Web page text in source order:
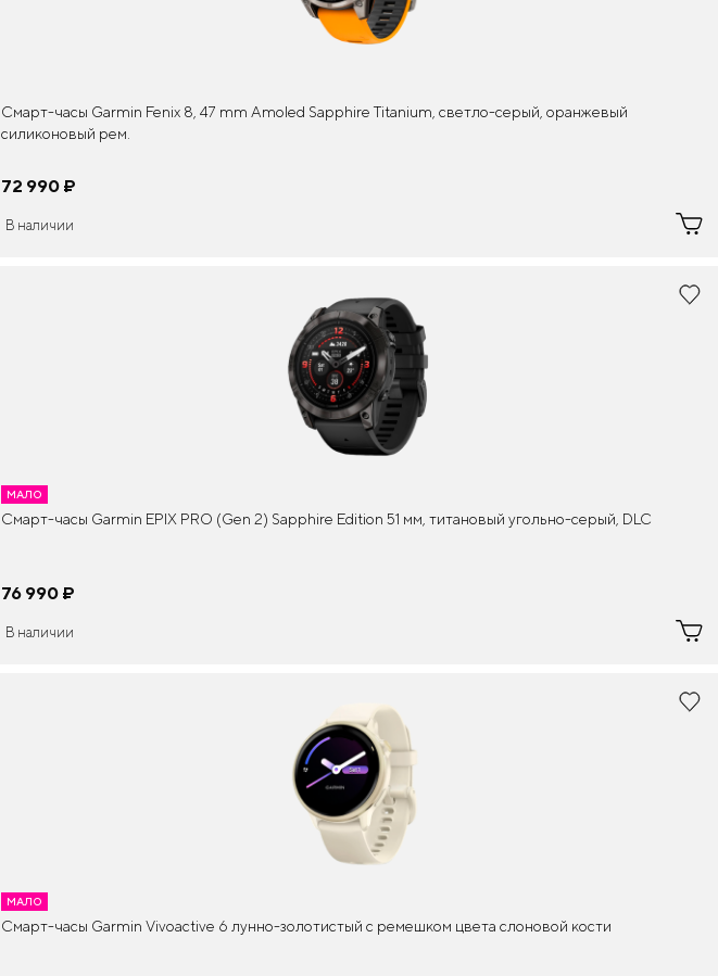
Смарт-часы Garmin Fenix 8, 47 mm Amoled Sapphire Titanium, светло-серый, оранжевый
силиконовый рем.
72 990 ¤
В наличии
МАЛО
Смарт-часы Garmin EPIX PRO (Gen 2) Sapphire Edition 51 мм, титановый угольно-серый, DLC
76 990 ¤
В наличии
МАЛО
Смарт-часы Garmin Vivoactive 6 лунно-золотистый с ремешком цвета слоновой кости